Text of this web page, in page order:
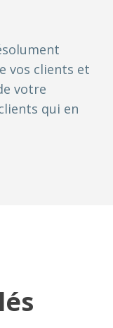
vos clients et
votre
qui en